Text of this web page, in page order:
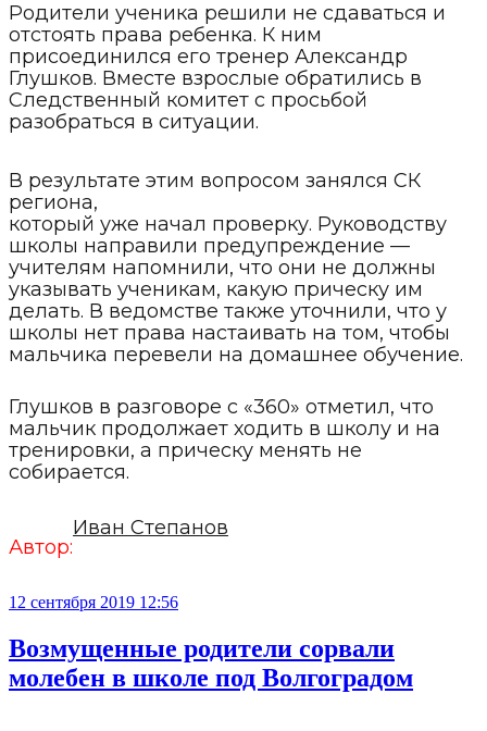
Родители ученика решили не сдаваться и
отстоять права ребенка. К ним
присоединился его тренер Александр
Глушков. Вместе взрослые обратились в
Следственный комитет с просьбой
разобраться в ситуации.
В результате этим вопросом занялся СК
региона,
который уже начал проверку. Руководству
школы направили предупреждение —
учителям напомнили, что они не должны
указывать ученикам, какую прическу им
делать. В ведомстве также уточнили, что у
школы нет права настаивать на том, чтобы
мальчика перевели на домашнее обучение.
Глушков в разговоре с «360» отметил, что
мальчик продолжает ходить в школу и на
тренировки, а прическу менять не
собирается.
Автор:
Иван Степанов
12 сентября 2019 12:56
Возмущенные родители сорвали
молебен в школе под Волгоградом